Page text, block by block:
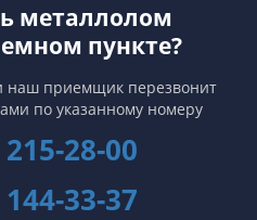
металлолом
пункте?
наш приемщик перезвонит
по указанному номеру
28-00
33-37